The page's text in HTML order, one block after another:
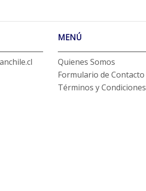
MENÚ
Quienes Somos
Formulario de Contacto
Términos y Condiciones